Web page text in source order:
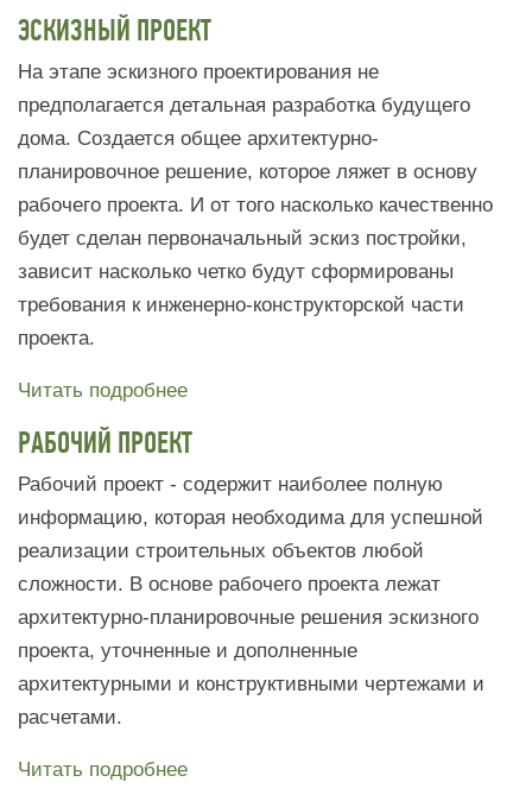
ЭСКИЗНЫЙ ПРОЕКТ
На этапе эскизного проектирования не
предполагается детальная разработка будущего
дома. Создается общее архитектурно-
планировочное решение, которое ляжет в основу
рабочего проекта. И от того насколько качественно
будет сделан первоначальный эскиз постройки,
зависит насколько четко будут сформированы
требования к инженерно-конструкторской части
проекта.
Читать подробнее
РАБОЧИЙ ПРОЕКТ
Рабочий проект - содержит наиболее полную
информацию, которая необходима для успешной
реализации строительных объектов любой
сложности. В основе рабочего проекта лежат
архитектурно-планировочные решения эскизного
проекта, уточненные и дополненные
архитектурными и конструктивными чертежами и
расчетами.
Читать подробнее